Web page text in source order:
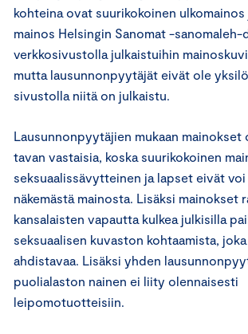
kohteina ovat suurikokoinen
mainos Helsingin Sanomat -sanomaleh-
verkkosivustolla julkaistuihin
mutta lausunnonpyytäjät eivät ole
sivustolla niitä on julkaistu.
Lausunnonpyytäjien mukaan mainokset
tavan vastaisia, koska suurikokoinen
seksuaalissävytteinen ja lapset eivät
näkemästä mainosta. Lisäksi mainokset
kansalaisten vapautta kulkea julkisilla
seksuaalisen kuvaston kohtaamista,
ahdistavaa. Lisäksi yhden
puolialaston nainen ei liity olennaisesti
leipomotuotteisiin.